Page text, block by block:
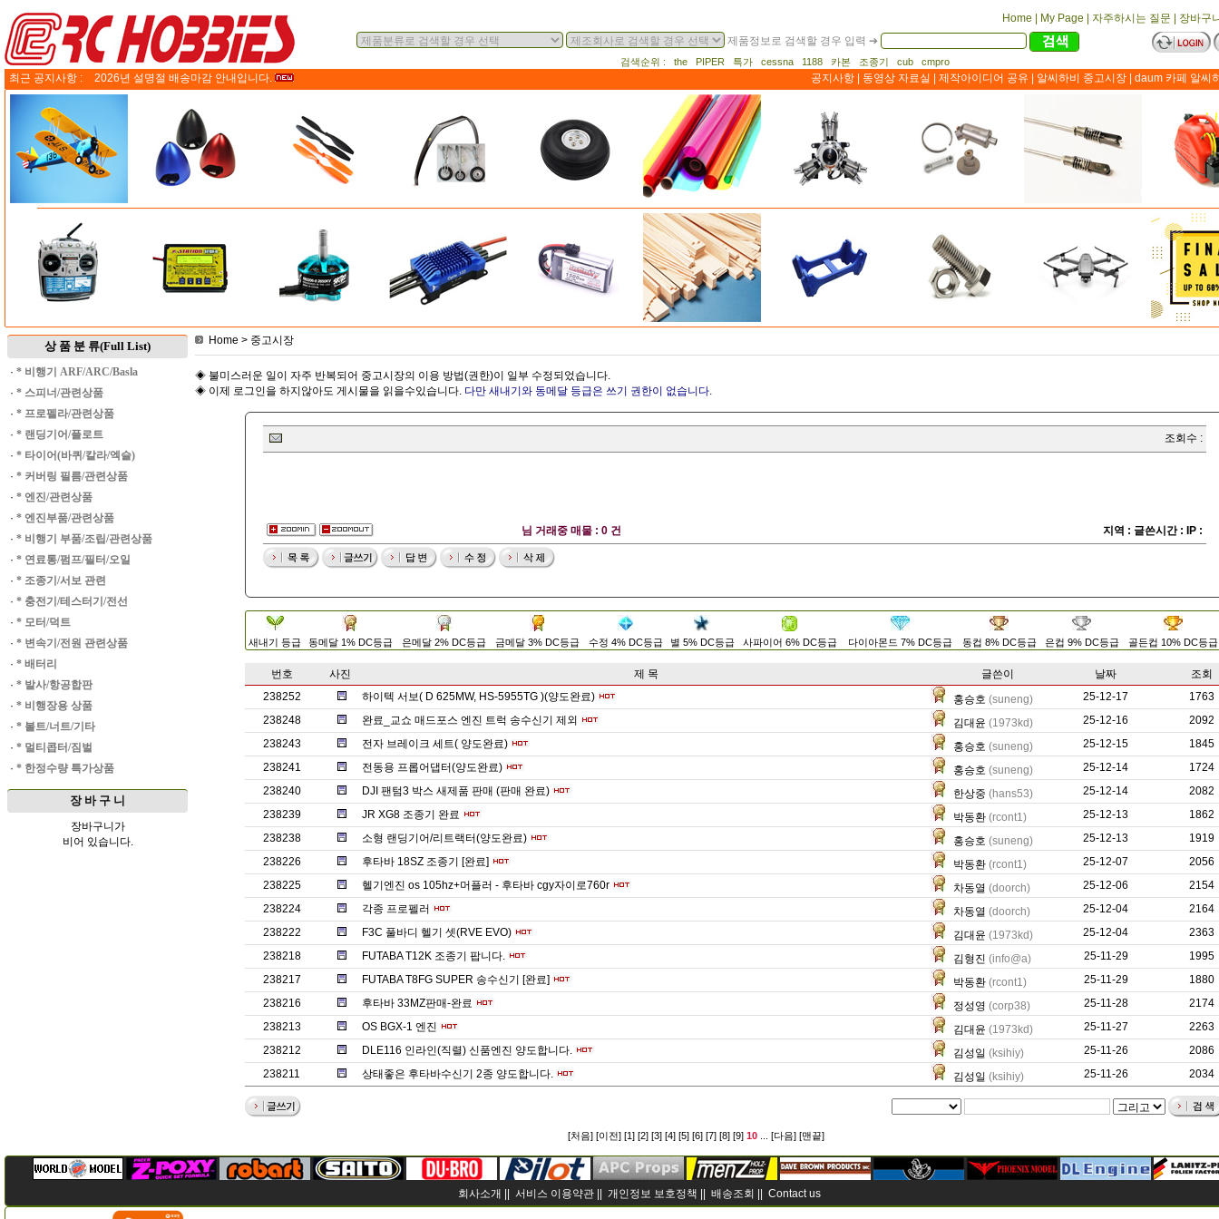
Home My Page 자주하시는 질문
장바구
제품정보로 검색할 경우 입력 ➔
검색순위 : the PIPER 특가 cessna 1188 카본 조종기 cub cmpro
최근 공지사항 : 2026년 설명절 배송마감 안내입니다. 공지사항 동영상 자료실 제작아이디어 공유 알씨하비 중고시장 daum 카페 알씨
상 품 분 류(Full List)
· * 비행기 ARF/ARC/Basla
· * 스피너/관련상품
· * 프로펠라/관련상품
· * 랜딩기어/플로트
· * 타이어(바퀴/칼라/엑슬)
· * 커버링 필름/관련상품
· * 엔진/관련상품
· * 엔진부품/관련상품
· * 비행기 부품/조립/관련상품
· * 연료통/펌프/필터/오일
· * 조종기/서보 관련
· * 충전기/테스터기/전선
· * 모터/덕트
· * 변속기/전원 관련상품
· * 배터리
· * 발사/항공합판
· * 비행장용 상품
· * 볼트/너트/기타
· * 멀티콥터/짐벌
· * 한정수량 특가상품
장 바 구 니
장바구니가
비어 있습니다.
Home > 중고시장
◈ 불미스러운 일이 자주 반복되어 중고시장의 이용 방법(권한)이 일부 수정되었습니다.
◈ 이제 로그인을 하지않아도 게시물을 읽을수있습니다. 다만 새내기와 동메달 등급은 쓰기 권한이 없습니다.
조회수 :
님 거래중 매물 : 0 건 지역 : 글쓴시간 : IP :
새내기 등급 동메달 1% DC등급 은메달 2% DC등급 금메달 3% DC등급 수정 4% DC등급 별 5% DC등급 사파이어 6% DC등급 다이아몬드 7% DC등급 동컵 8% DC등급 은컵 9% DC등급 골든컵 10% DC등급
번호 사진 제 목 글쓴이 날짜
조회
238252
하이텍 서보( D 625MW, HS-5955TG )(양도완료) 홍승호 (suneng) 25-12-17
1763
238248
완료_교쇼 매드포스 엔진 트럭 송수신기 제외 김대윤 (1973kd) 25-12-16
2092
238243
전자 브레이크 세트( 양도완료) 홍승호 (suneng) 25-12-15
1845
238241
전동용 프롭어댑터(양도완료) 홍승호 (suneng) 25-12-14
1724
238240
DJI 팬텀3 박스 새제품 판매 (판매 완료) 한상중 (hans53) 25-12-14
2082
238239
JR XG8 조종기 완료 박동환 (rcont1) 25-12-13
1862
238238
소형 랜딩기어/리트랙터(양도완료) 홍승호 (suneng) 25-12-13
1919
238226
후타바 18SZ 조종기 [완료] 박동환 (rcont1) 25-12-07
2056
238225
헬기엔진 os 105hz+머플러 - 후타바 cgy자이로760r 차동열 (doorch) 25-12-06
2154
238224
각종 프로펠러 차동열 (doorch) 25-12-04
2164
238222
F3C 풀바디 헬기 셋(RVE EVO) 김대윤 (1973kd) 25-12-04
2363
238218
FUTABA T12K 조종기 팝니다. 김형진 (info@a) 25-11-29
1995
238217
FUTABA T8FG SUPER 송수신기 [완료] 박동환 (rcont1) 25-11-29
1880
238216
후타바 33MZ판매-완료 정성영 (corp38) 25-11-28
2174
238213
OS BGX-1 엔진 김대윤 (1973kd) 25-11-27
2263
238212
DLE116 인라인(직렬) 신품엔진 양도합니다. 김성일 (ksihiy) 25-11-26
2086
238211
상태좋은 후타바수신기 2종 양도합니다. 김성일 (ksihiy) 25-11-26 2034
[처음] [이전] [1] [2] [3] [4] [5] [6] [7] [8] [9] 10 [다음] [맨끝]
회사소개 || 서비스 이용약관 || 개인정보 보호정책 || 배송조회 || Contact us